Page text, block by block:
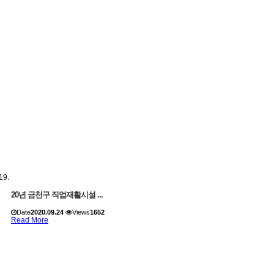
20년 금천구 직업재활시설 ...
Date2020.09.24 Views1652
Read More